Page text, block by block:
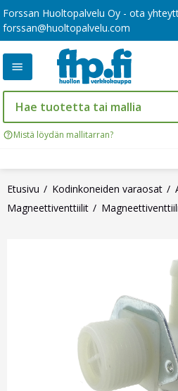
Forssan Huoltopalvelu Oy - ota
forssan@huoltopalvelu.com
Mistä löydän mallitarran?
Etusivu Kodinkoneiden varaosat
Magneettiventtiilit